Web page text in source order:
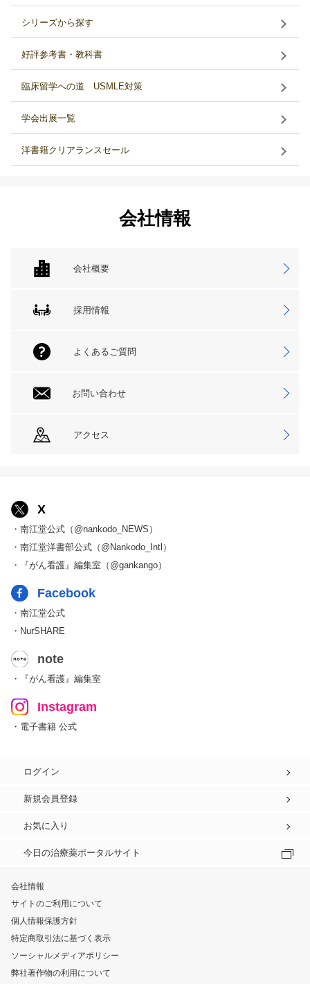
シリーズから探す
好評参考書・教科書
臨床留学への道 USMLE対策
学会出展一覧
洋書籍クリアランスセール
会社情報
会社概要
採用情報
よくあるご質問
お問い合わせ
アクセス
X
・南江堂公式（@nankodo_NEWS）
・南江堂洋書部公式（@Nankodo_Intl）
・『がん看護』編集室（@gankango）
Facebook
・南江堂公式
・NurSHARE
note
・『がん看護』編集室
Instagram
・電子書籍 公式
ログイン
新規会員登録
お気に入り
今日の治療薬ポータルサイト
会社情報
サイトのご利用について
個人情報保護方針
特定商取引法に基づく表示
ソーシャルメディアポリシー
弊社著作物の利用について